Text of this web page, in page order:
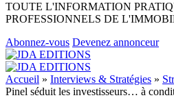
TOUTE L'INFORMATION
PROFESSIONNELS DE
Abonnez-vous Devenez annonceur
Accueil » Interviews & Stratégies »
Pinel séduit les investisseurs… à